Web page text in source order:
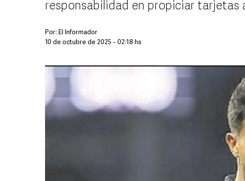
responsabilidad en propiciar tarjetas
Por: El Informador
10 de octubre de 2025 - 02:18 hs